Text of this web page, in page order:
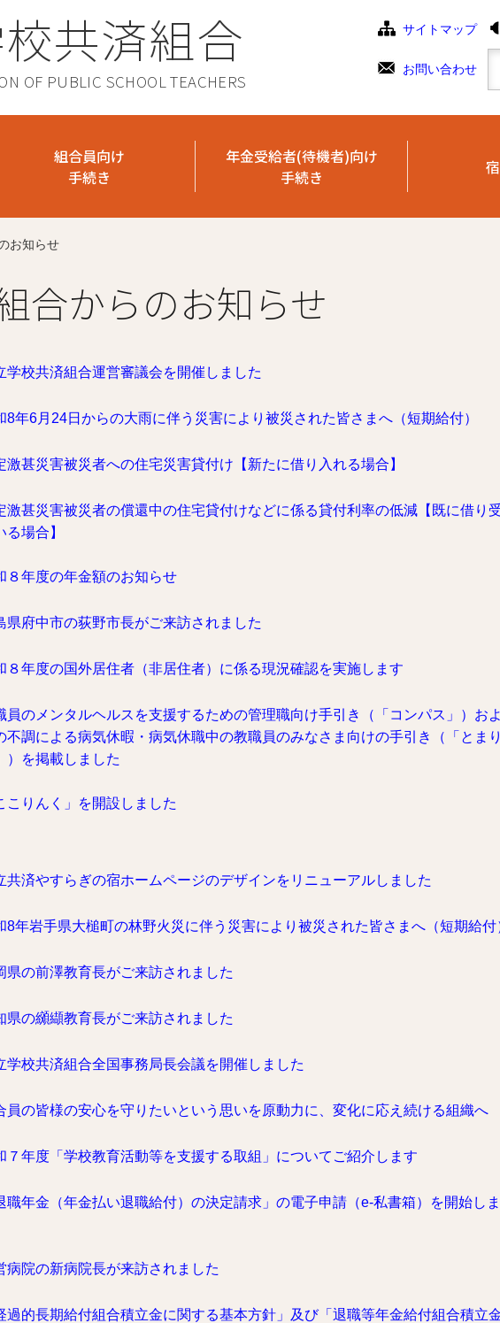
共済組合
OF PUBLIC SCHOOL TEACHERS
サイトマップ
お問い合わせ
組合員向け
手続き
年金受給者(待機者)向け
手続き
お知らせ
合からのお知らせ
学校共済組合運営審議会を開催しました
8年6月24日からの大雨に伴う災害により被災された皆さまへ（短期給付）
激甚災害被災者への住宅災害貸付け【新たに借り入れる場合】
激甚災害被災者の償還中の住宅貸付けなどに係る貸付利率の低減【既に借り
る場合】
８年度の年金額のお知らせ
県府中市の荻野市長がご来訪されました
８年度の国外居住者（非居住者）に係る現況確認を実施します
員のメンタルヘルスを支援するための管理職向け手引き（「コンパス」）お
不調による病気休暇・病気休職中の教職員のみなさま向けの手引き（「とまり
）を掲載しました
こりんく」を開設しました
共済やすらぎの宿ホームページのデザインをリニューアルしました
8年岩手県大槌町の林野火災に伴う災害により被災された皆さまへ（短期給付
県の前澤教育長がご来訪されました
県の纐纈教育長がご来訪されました
学校共済組合全国事務局長会議を開催しました
員の皆様の安心を守りたいという思いを原動力に、変化に応え続ける組織へ
７年度「学校教育活動等を支援する取組」についてご紹介します
職年金（年金払い退職給付）の決定請求」の電子申請（e-私書箱）を開始し
病院の新病院長が来訪されました
過的長期給付組合積立金に関する基本方針」及び「退職等年金給付組合積立